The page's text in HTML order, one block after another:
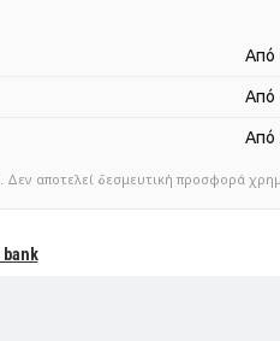
bank
Από
Από
Από
Δεν αποτελεί δεσμευτική προσφορά